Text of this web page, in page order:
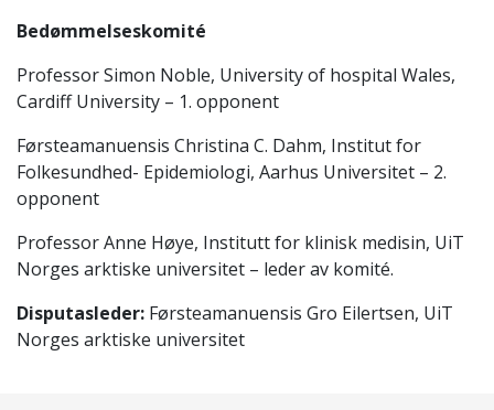
Bedømmelseskomité
Professor Simon Noble, University of hospital Wales,
Cardiff University – 1. opponent
Førsteamanuensis Christina C. Dahm, Institut for
Folkesundhed- Epidemiologi, Aarhus Universitet – 2.
opponent
Professor Anne Høye, Institutt for klinisk medisin, UiT
Norges arktiske universitet – leder av komité.
Disputasleder: Førsteamanuensis Gro Eilertsen, UiT
Norges arktiske universitet